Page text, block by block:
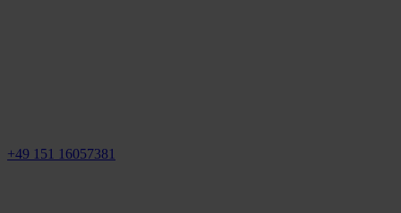
+49 151 16057381